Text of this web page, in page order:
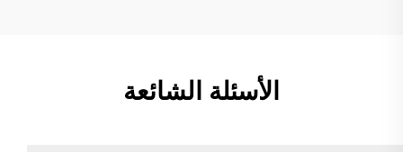
الأسئلة الشائعة